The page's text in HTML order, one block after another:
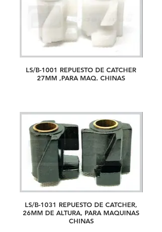
LS/B-1001 REPUESTO DE CATCHER
27MM ,PARA MAQ. CHINAS
LS/B-1031 REPUESTO DE CATCHER,
26MM DE ALTURA, PARA MAQUINAS
CHINAS